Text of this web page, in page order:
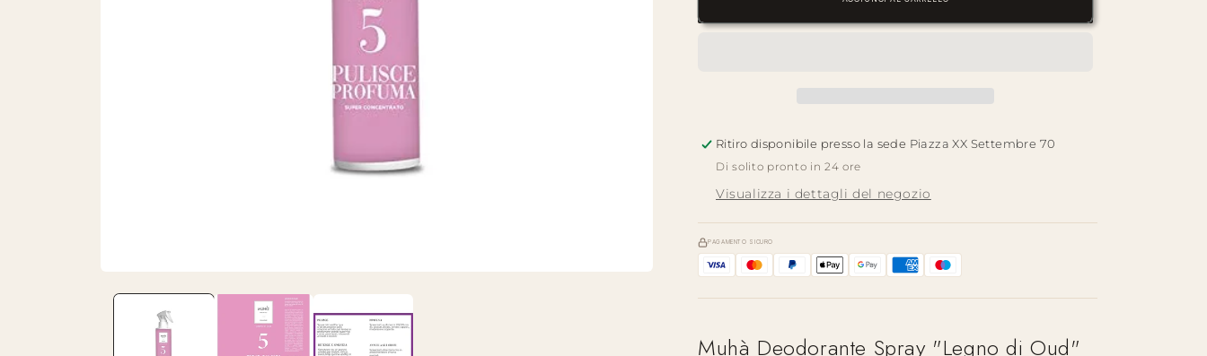
Legno
Legno
Ritiro disponibile presso la sede Piazza XX Settembre 70
Di solito pronto in 24 ore
Visualizza i dettagli del negozio
PAGAMENTO SICURO
Muhà Deodorante Spray "Legno di Oud"